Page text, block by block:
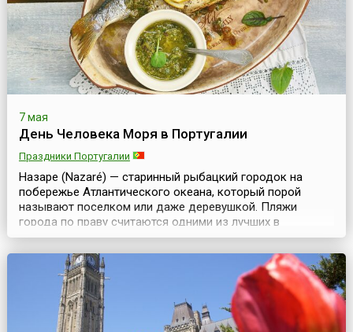
7 мая
День Человека Моря в Португалии
Праздники Португалии
Назаре (Nazaré) — старинный рыбацкий городок на
побережье Атлантического океана, который порой
называют поселком или даже деревушкой. Пляжи
города по праву считаются одними из лучших в
Португалии.Городок давно славится традиционными
костюмами, которые носят рыбаки. Жены рыбаков
традиционно носят головные платки и расшитые
фартуки поверх семи фланелевых юбок различных
цветов. Эти наряды можно у...